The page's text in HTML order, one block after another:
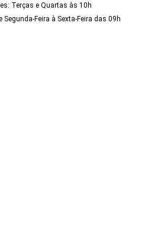
Terças e Quartas às 10h
Segunda-Feira à Sexta-Feira das 09h